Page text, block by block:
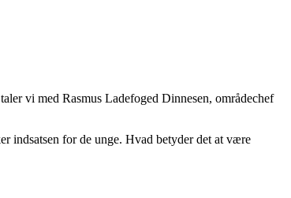
vi med Rasmus Ladefoged Dinnesen, områdechef
indsatsen for de unge. Hvad betyder det at være